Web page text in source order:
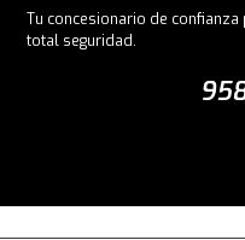
Tu concesionario de
total seguridad.